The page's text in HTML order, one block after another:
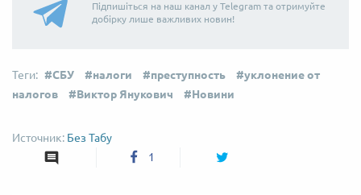
Підпишіться на наш канал у Telegram та отримуйте
добірку лише важливих новин!
СБУ налоги преступность
уклонение от
налогов
Виктор Янукович Новини
Без Табу
1